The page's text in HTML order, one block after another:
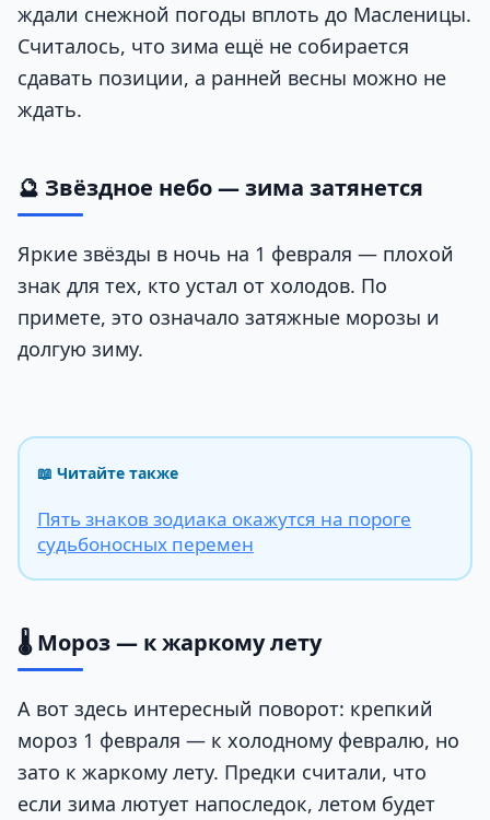
ждали снежной погоды вплоть до Масленицы.
Считалось, что зима ещё не собирается
сдавать позиции, а ранней весны можно не
ждать.
🔮 Звёздное небо — зима затянется
Яркие звёзды в ночь на 1 февраля — плохой
знак для тех, кто устал от холодов. По
примете, это означало затяжные морозы и
долгую зиму.
📖 Читайте также
Пять знаков зодиака окажутся на пороге
судьбоносных перемен
🌡️ Мороз — к жаркому лету
А вот здесь интересный поворот: крепкий
мороз 1 февраля — к холодному февралю, но
зато к жаркому лету. Предки считали, что
если зима лютует напоследок, летом будет